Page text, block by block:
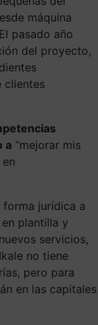
máquina
pasado año
del proyecto,
clientes
a “mejorar mis
jurídica a
plantilla y
servicios,
no tiene
pero para
en las capitales